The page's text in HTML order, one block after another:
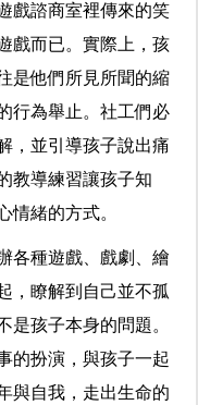
戲諮商室裡傳來的笑
戲而已。實際上，孩
是他們所見所聞的縮
行為舉止。社工們必
，並引導孩子說出痛
教導練習讓孩子知
情緒的方式。
各種遊戲、戲劇、繪
，瞭解到自己並不孤
是孩子本身的問題。
的扮演，與孩子一起
與自我，走出生命的